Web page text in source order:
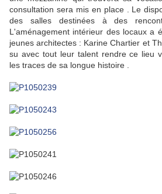
consultation sera mis en place . Le
des salles destinées à des
L'aménagement intérieur des locaux a
jeunes architectes : Karine Chartier et
su avec tout leur talent rendre ce lieu
les traces de sa longue histoire .